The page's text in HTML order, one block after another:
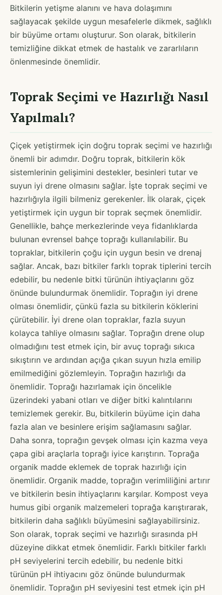
Bitkilerin yetişme alanını ve hava dolaşımını
sağlayacak şekilde uygun mesafelerle dikmek, sağlıklı
bir büyüme ortamı oluşturur. Son olarak, bitkilerin
temizliğine dikkat etmek de hastalık ve zararlıların
önlenmesinde önemlidir.
Toprak Seçimi ve Hazırlığı Nasıl
Yapılmalı?
Çiçek yetiştirmek için doğru toprak seçimi ve hazırlığı
önemli bir adımdır. Doğru toprak, bitkilerin kök
sistemlerinin gelişimini destekler, besinleri tutar ve
suyun iyi drene olmasını sağlar. İşte toprak seçimi ve
hazırlığıyla ilgili bilmeniz gerekenler. İlk olarak, çiçek
yetiştirmek için uygun bir toprak seçmek önemlidir.
Genellikle, bahçe merkezlerinde veya fidanlıklarda
bulunan evrensel bahçe toprağı kullanılabilir. Bu
topraklar, bitkilerin çoğu için uygun besin ve drenaj
sağlar. Ancak, bazı bitkiler farklı toprak tiplerini tercih
edebilir, bu nedenle bitki türünün ihtiyaçlarını göz
önünde bulundurmak önemlidir. Toprağın iyi drene
olması önemlidir, çünkü fazla su bitkilerin köklerini
çürütebilir. İyi drene olan topraklar, fazla suyun
kolayca tahliye olmasını sağlar. Toprağın drene olup
olmadığını test etmek için, bir avuç toprağı sıkıca
sıkıştırın ve ardından açığa çıkan suyun hızla emilip
emilmediğini gözlemleyin. Toprağın hazırlığı da
önemlidir. Toprağı hazırlamak için öncelikle
üzerindeki yabani otları ve diğer bitki kalıntılarını
temizlemek gerekir. Bu, bitkilerin büyüme için daha
fazla alan ve besinlere erişim sağlamasını sağlar.
Daha sonra, toprağın gevşek olması için kazma veya
çapa gibi araçlarla toprağı iyice karıştırın. Toprağa
organik madde eklemek de toprak hazırlığı için
önemlidir. Organik madde, toprağın verimliliğini artırır
ve bitkilerin besin ihtiyaçlarını karşılar. Kompost veya
humus gibi organik malzemeleri toprağa karıştırarak,
bitkilerin daha sağlıklı büyümesini sağlayabilirsiniz.
Son olarak, toprak seçimi ve hazırlığı sırasında pH
düzeyine dikkat etmek önemlidir. Farklı bitkiler farklı
pH seviyelerini tercih edebilir, bu nedenle bitki
türünün pH ihtiyacını göz önünde bulundurmak
önemlidir. Toprağın pH seviyesini test etmek için pH